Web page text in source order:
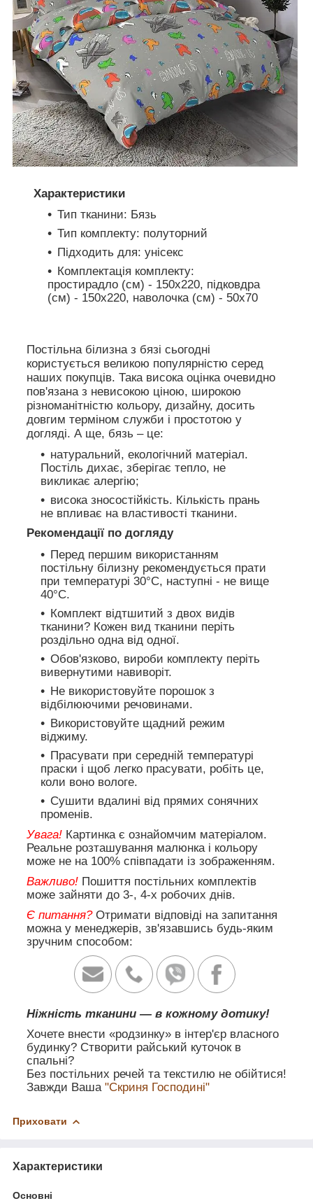
Характеристики
Тип тканини: Бязь
Тип комплекту: полуторний
Підходить для: унісекс
Комплектація комплекту:
простирадло (см) - 150х220, підковдра
(см) - 150х220, наволочка (см) - 50х70
Постільна білизна з бязі сьогодні
користується великою популярністю серед
наших покупців. Така висока оцінка очевидно
пов'язана з невисокою ціною, широкою
різноманітністю кольору, дизайну, досить
довгим терміном служби і простотою у
догляді. А ще, бязь – це:
натуральний, екологічний матеріал.
Постіль дихає, зберігає тепло, не
викликає алергію;
висока зносостійкість. Кількість прань
не впливає на властивості тканини.
Рекомендації по догляду
Перед першим використанням
постільну білизну рекомендується прати
при температурі 30°C, наступні - не вище
40°C.
Комплект відтшитий з двох видів
тканини? Кожен вид тканини періть
роздільно одна від одної.
Обов'язково, вироби комплекту періть
вивернутими навиворіт.
Не використовуйте порошок з
відбілюючими речовинами.
Використовуйте щадний режим
віджиму.
Прасувати при середній температурі
праски і щоб легко прасувати, робіть це,
коли воно вологе.
Сушити вдалині від прямих сонячних
променів.
Увага! Картинка є ознайомчим матеріалом.
Реальне розташування малюнка і кольору
може не на 100% співпадати із зображенням.
Важливо! Пошиття постільних комплектів
може зайняти до 3-, 4-х робочих днів.
Є питання? Отримати відповіді на запитання
можна у менеджерів, зв'язавшись будь-яким
зручним способом:
Ніжність тканини — в кожному дотику!
Хочете внести «родзинку» в інтер'єр власного
будинку? Створити райський куточок в
спальні?
Без постільних речей та текстилю не обійтися!
Завжди Ваша "Скриня Господині"
Приховати
Характеристики
Основні